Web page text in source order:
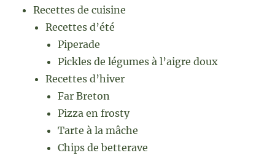
Recettes de cuisine
Recettes d’été
Piperade
Pickles de légumes à l’aigre doux
Recettes d’hiver
Far Breton
Pizza en frosty
Tarte à la mâche
Chips de betterave